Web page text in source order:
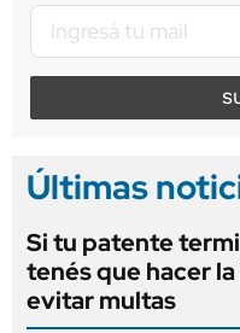
Últimas
Si tu patente
tenés que hacer
evitar multas